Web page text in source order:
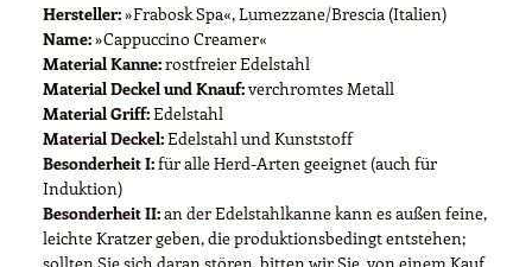
Hersteller:»Frabosk Spa«, Lumezzane/Brescia (Italien)
Name:»Cappuccino Creamer«
Material Kanne:rostfreier Edelstahl
Material Deckel und Knauf:verchromtes Metall
Material Griff:Edelstahl
Material Deckel:Edelstahl und Kunststoff
Besonderheit I:für alle Herd-Arten geeignet (auch für
Induktion)
Besonderheit II:an der Edelstahlkanne kann es außen feine,
leichte Kratzer geben, die produktionsbedingt entstehen;